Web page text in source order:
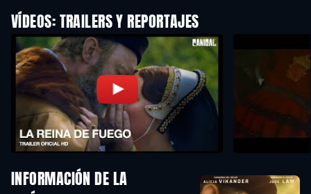
VÍDEOS: TRAILERS Y REPORTAJES
INFORMACIÓN DE LA